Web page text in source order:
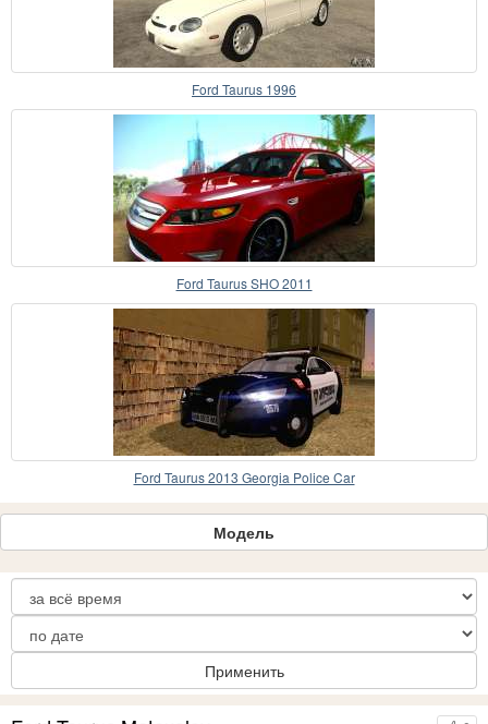
Ford Taurus 1996
Ford Taurus SHO 2011
Ford Taurus 2013 Georgia Police Car
Модель
Применить